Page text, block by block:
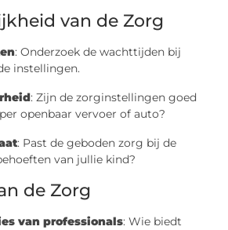
van de Zorg
: Onderzoek de wachttijden bij
instellingen.
: Zijn de zorginstellingen goed
openbaar vervoer of auto?
: Past de geboden zorg bij de
van jullie kind?
de Zorg
van professionals: Wie biedt